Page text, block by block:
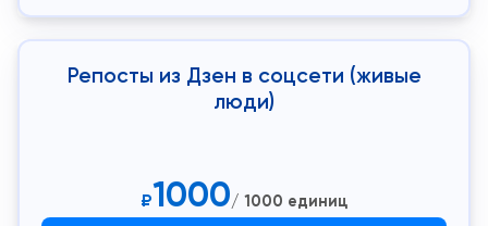
Репосты из Дзен в соцсети (живые
люди)
₽1000/ 1000 единиц